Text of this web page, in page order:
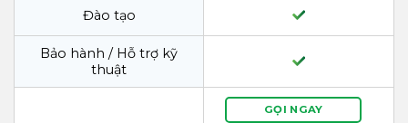
Đào tạo
Bảo hành / Hỗ trợ kỹ
thuật
GỌI NGAY